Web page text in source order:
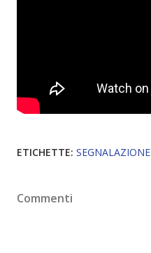
ETICHETTE: SEGNALAZIONE
Commenti